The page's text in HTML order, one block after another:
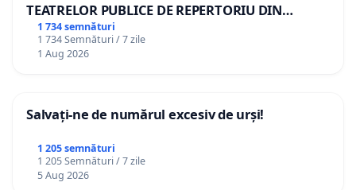
TEATRELOR PUBLICE DE REPERTORIU DIN
ROMÂNIA
1 734 semnături
1 734 Semnături / 7 zile
1 Aug 2026
Salvați-ne de numărul excesiv de urși!
1 205 semnături
1 205 Semnături / 7 zile
5 Aug 2026